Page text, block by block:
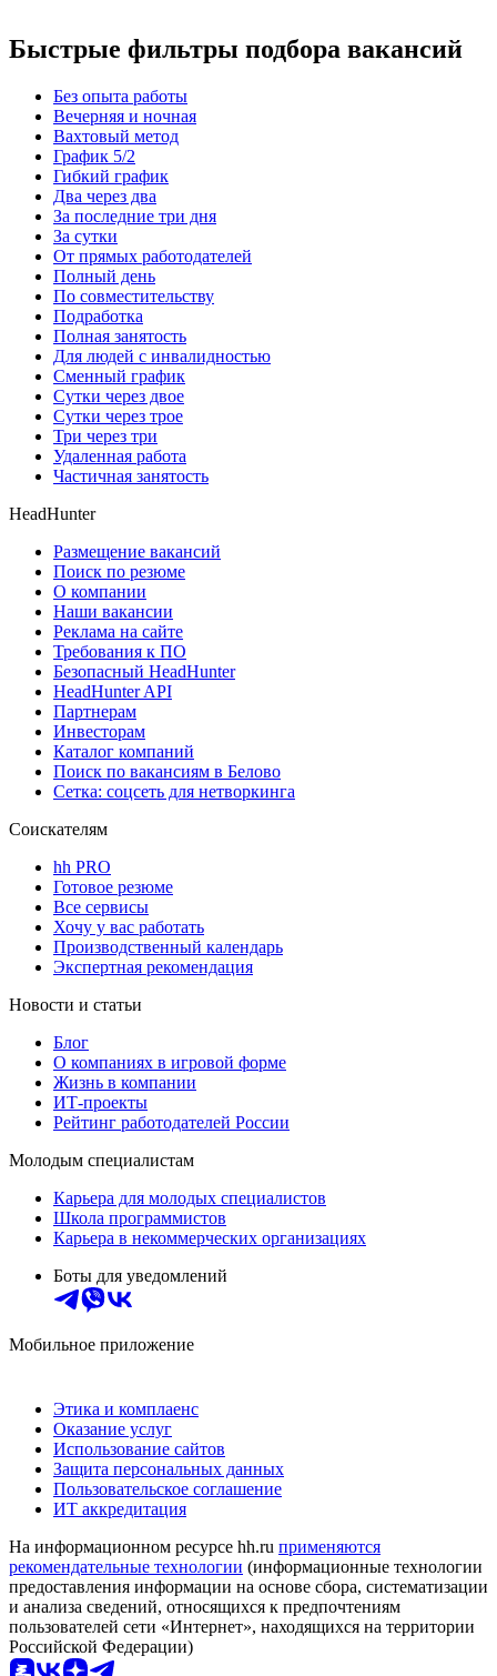
Быстрые фильтры подбора вакансий
Без опыта работы
Вечерняя и ночная
Вахтовый метод
График 5/2
Гибкий график
Два через два
За последние три дня
За сутки
От прямых работодателей
Полный день
По совместительству
Подработка
Полная занятость
Для людей с инвалидностью
Сменный график
Сутки через двое
Сутки через трое
Три через три
Удаленная работа
Частичная занятость
HeadHunter
Размещение вакансий
Поиск по резюме
О компании
Наши вакансии
Реклама на сайте
Требования к ПО
Безопасный HeadHunter
HeadHunter API
Партнерам
Инвесторам
Каталог компаний
Поиск по вакансиям в Белово
Сетка: соцсеть для нетворкинга
Соискателям
hh PRO
Готовое резюме
Все сервисы
Хочу у вас работать
Производственный календарь
Экспертная рекомендация
Новости и статьи
Блог
О компаниях в игровой форме
Жизнь в компании
ИТ-проекты
Рейтинг работодателей России
Молодым специалистам
Карьера для молодых специалистов
Школа программистов
Карьера в некоммерческих организациях
Боты для уведомлений
Мобильное приложение
Этика и комплаенс
Оказание услуг
Использование сайтов
Защита персональных данных
Пользовательское соглашение
ИТ аккредитация
На информационном ресурсе hh.ru применяются
рекомендательные технологии (информационные технологии
предоставления информации на основе сбора, систематизации
и анализа сведений, относящихся к предпочтениям
пользователей сети «Интернет», находящихся на территории
Российской Федерации)